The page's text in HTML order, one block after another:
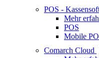
POS -
Mehr
POS
Mobile
Comarch Cloud